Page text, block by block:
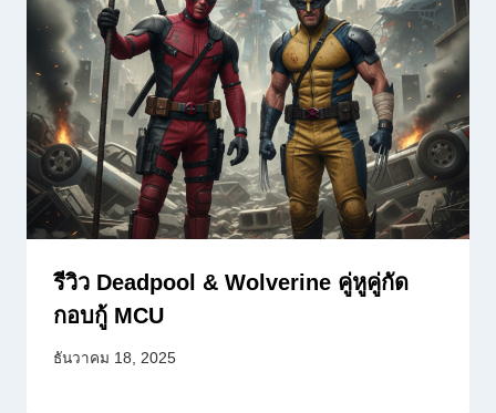
รีวิว Deadpool & Wolverine คู่หูคู่กัด
กอบกู้ MCU
ธันวาคม 18, 2025